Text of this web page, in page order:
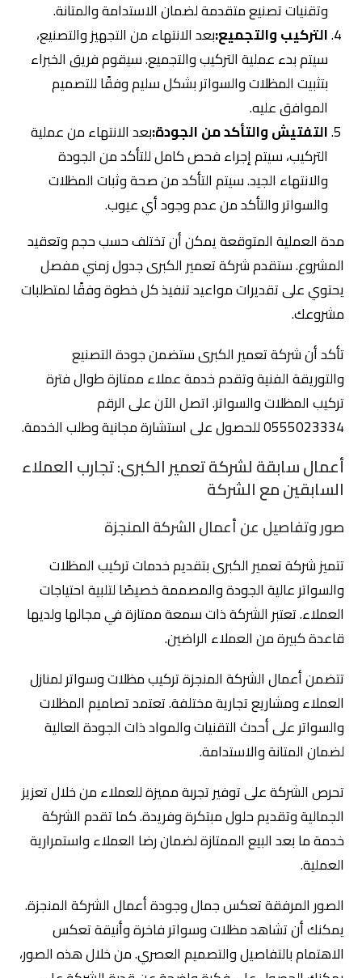
وتقنيات تصنيع متقدمة لضمان الاستدامة والمتانة.
التركيب والتجميع:بعد الانتهاء من التجهيز والتصنيع،
سيتم بدء عملية التركيب والتجميع. سيقوم فريق الخبراء
بتثبيت المظلات والسواتر بشكل سليم وفقًا للتصميم
الموافق عليه.
التفتيش والتأكد من الجودة:بعد الانتهاء من عملية
التركيب، سيتم إجراء فحص كامل للتأكد من الجودة
والانتهاء الجيد. سيتم التأكد من صحة وثبات المظلات
والسواتر والتأكد من عدم وجود أي عيوب.
مدة العملية المتوقعة يمكن أن تختلف حسب حجم وتعقيد
المشروع. ستقدم شركة تعمير الكبرى جدول زمني مفصل
يحتوي على تقديرات مواعيد تنفيذ كل خطوة وفقًا لمتطلبات
مشروعك.
تأكد أن شركة تعمير الكبرى ستضمن جودة التصنيع
والتوريقة الفنية وتقدم خدمة عملاء ممتازة طوال فترة
تركيب المظلات والسواتر. اتصل الآن على الرقم
0555023334 للحصول على استشارة مجانية وطلب الخدمة.
أعمال سابقة لشركة تعمير الكبرى: تجارب العملاء
السابقين مع الشركة
صور وتفاصيل عن أعمال الشركة المنجزة
تتميز شركة تعمير الكبرى بتقديم خدمات تركيب المظلات
والسواتر عالية الجودة والمصممة خصيصًا لتلبية احتياجات
العملاء. تعتبر الشركة ذات سمعة ممتازة في مجالها ولديها
قاعدة كبيرة من العملاء الراضين.
تتضمن أعمال الشركة المنجزة تركيب مظلات وسواتر لمنازل
العملاء ومشاريع تجارية مختلفة. تعتمد تصاميم المظلات
والسواتر على أحدث التقنيات والمواد ذات الجودة العالية
لضمان المتانة والاستدامة.
تحرص الشركة على توفير تجربة مميزة للعملاء من خلال تعزيز
الجمالية وتقديم حلول مبتكرة وفريدة. كما تقدم الشركة
خدمة ما بعد البيع الممتازة لضمان رضا العملاء واستمرارية
العملية.
الصور المرفقة تعكس جمال وجودة أعمال الشركة المنجزة.
يمكنك أن تشاهد مظلات وسواتر فاخرة وأنيقة تعكس
الاهتمام بالتفاصيل والتصميم العصري. من خلال هذه الصور،